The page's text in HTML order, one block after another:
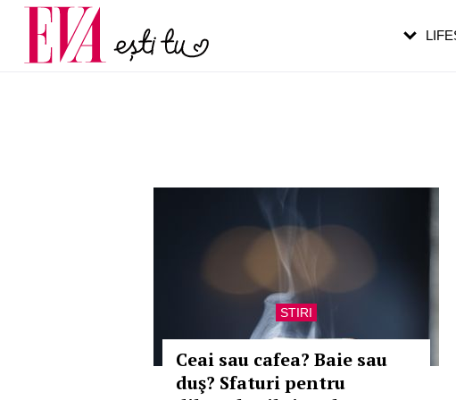
STIRI
Ceai sau cafea? Baie sau
duş? Sfaturi pentru
Carieră
Actualitate
pe măsură ce înaintezi în